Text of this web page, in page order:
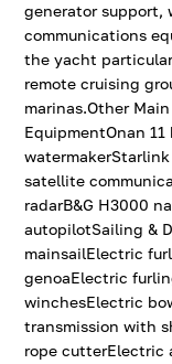
generator support,
communications
the yacht
remote cruising
marinas.Other
EquipmentOnan
satellite
radarB&G H3000
autopilotSailing &
mainsailElectric
genoaElectric
winchesElectric
transmission with
rope cutterElectric